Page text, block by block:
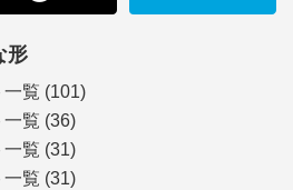
形
覧 (101)
覧 (36)
一覧 (31)
覧 (31)